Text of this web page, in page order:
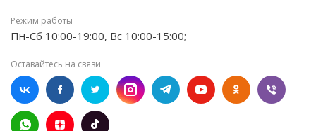
Режим работы
Пн-Сб 10:00-19:00, Вс 10:00-15:00;
Оставайтесь на связи